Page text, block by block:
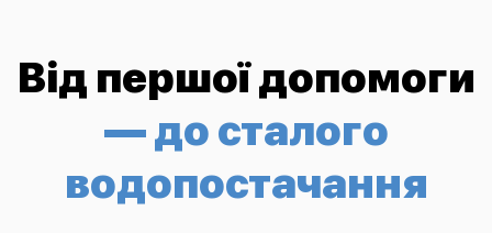
Від першої допомоги
— до сталого
водопостачання